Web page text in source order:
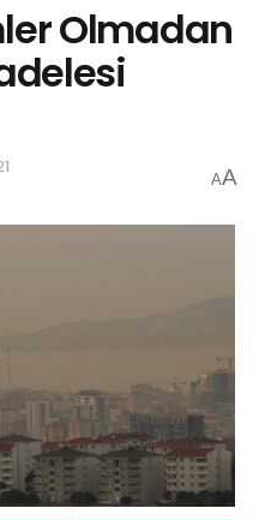
Olmadan
AA